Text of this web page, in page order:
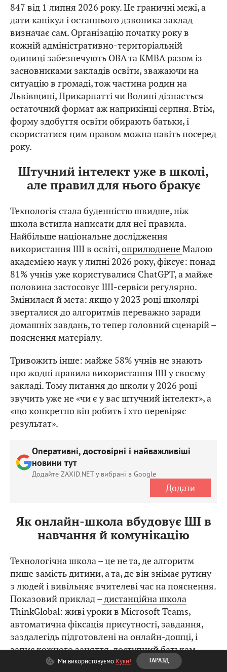
847 від 1 липня 2026 року. Це граничні межі, а
дати канікул і останнього дзвоника заклад
визначає сам. Організацію початку року в
кожній адміністративно-територіальній
одиниці забезпечують ОВА та КМВА разом із
засновниками закладів освіти, зважаючи на
ситуацію в громаді, тож частина родин на
Львівщині, Прикарпатті чи Волині дізнається
остаточний формат аж наприкінці серпня. Втім,
форму здобуття освіти обирають батьки, і
скористатися цим правом можна навіть посеред
року.
Штучний інтелект уже в школі,
але правил для нього бракує
Технологія стала буденністю швидше, ніж
школа встигла написати для неї правила.
Найбільше національне дослідження
використання ШІ в освіті,оприлюдненеМалою
академією наук у липні 2026 року, фіксує: понад
81% учнів уже користувалися ChatGPT, а майже
половина застосовує ШІ-сервіси регулярно.
Змінилася й мета: якщо у 2023 році школярі
зверталися до алгоритмів переважно заради
домашніх завдань, то тепер головний сценарій –
пояснення матеріалу.
Тривожить інше: майже 58% учнів не знають
про жодні правила використання ШІ у своєму
закладі. Тому питання до школи у 2026 році
звучить уже не «чи є у вас штучний інтелект», а
«що конкретно він робить і хто перевіряє
результат».
Оперативні, достовірні і найважливіші
новини тут
Додайте ZAXID.NET у вибрані в Google
Додати
Як онлайн-школа вбудовує ШІ в
навчання й комунікацію
Технологічна школа – це не та, де алгоритм
пише замість дитини, а та, де він знімає рутину
з людей і вивільняє вчителеві час на пояснення.
Показовий приклад –дистанційна школа
ThinkGlobal: живі уроки в Microsoft Teams,
автоматична фіксація присутності, завдання,
заздалегідь підготовлені на онлайн-дошці, і
запис кожного заняття, доступний батькам
будь-коли. Ми використовуємо Куки! ГАРАЗД